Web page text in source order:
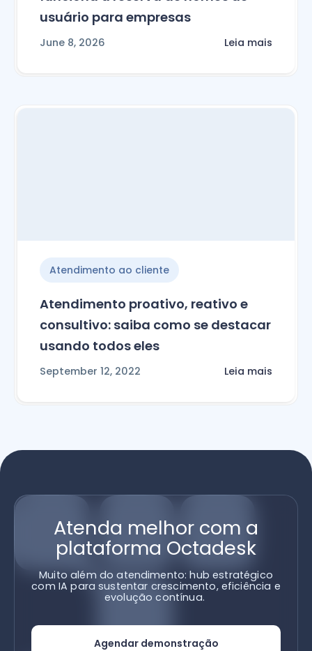
usuário para empresas
June 8, 2026 Leia mais
Atendimento ao cliente
Atendimento proativo, reativo e
consultivo: saiba como se destacar
usando todos eles
September 12, 2022 Leia mais
Atenda melhor com a
plataforma Octadesk
Muito além do atendimento: hub estratégico
com IA para sustentar crescimento, eficiência e
evolução contínua.
Agendar demonstração